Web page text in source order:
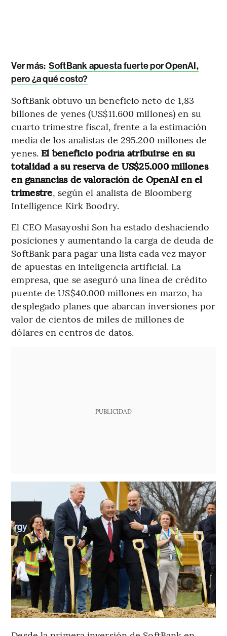
Ver más: SoftBank apuesta fuerte por OpenAI,
pero ¿a qué costo?
SoftBank obtuvo un beneficio neto de 1,83
billones de yenes (US$11.600 millones) en su
cuarto trimestre fiscal, frente a la estimación
media de los analistas de 295.200 millones de
yenes. El beneficio podría atribuirse en su
totalidad a su reserva de US$25.000 millones
en ganancias de valoración de OpenAI en el
trimestre, según el analista de Bloomberg
Intelligence Kirk Boodry.
El CEO Masayoshi Son ha estado deshaciendo
posiciones y aumentando la carga de deuda de
SoftBank para pagar una lista cada vez mayor
de apuestas en inteligencia artificial. La
empresa, que se aseguró una línea de crédito
puente de US$40.000 millones en marzo, ha
desplegado planes que abarcan inversiones por
valor de cientos de miles de millones de
dólares en centros de datos.
PUBLICIDAD